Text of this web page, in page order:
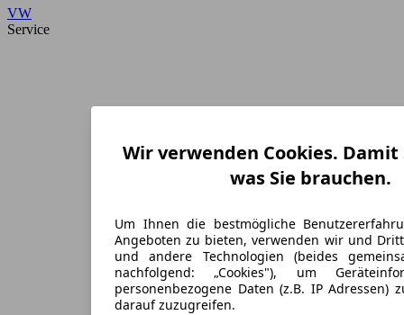
VW
Service
Wir verwenden Cookies.
was Sie brauchen.
Um Ihnen die bestmögliche
Angeboten zu bieten, verwenden wir und
und andere Technologien (beides
nachfolgend: „Cookies"), um
personenbezogene Daten (z.B. IP Adressen)
darauf zuzugreifen.